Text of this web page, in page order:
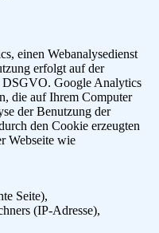
einen Webanalysedienst
erfolgt auf der
Google Analytics
die auf Ihrem Computer
der Benutzung der
den Cookie erzeugten
Webseite wie
Seite),
(IP-Adresse),